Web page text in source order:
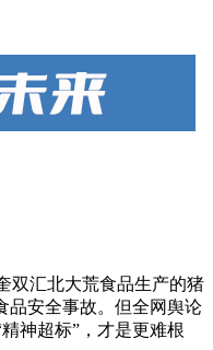
双汇北大荒食品生产的猪
品安全事故。但全网舆论
神超标”，才是更难根